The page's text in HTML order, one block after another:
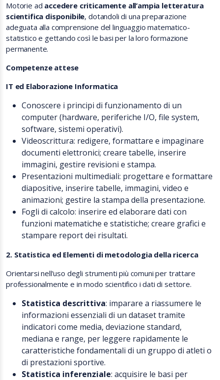
Motorie ad accedere criticamente all’ampia letteratura
scientifica disponibile, dotandoli di una preparazione
adeguata alla comprensione del linguaggio matematico-
statistico e gettando così le basi per la loro formazione
permanente.
Competenze attese
IT ed Elaborazione Informatica
Conoscere i principi di funzionamento di un
computer (hardware, periferiche I/O, file system,
software, sistemi operativi).
Videoscrittura: redigere, formattare e impaginare
documenti elettronici; creare tabelle, inserire
immagini, gestire revisioni e stampa.
Presentazioni multimediali: progettare e formattare
diapositive, inserire tabelle, immagini, video e
animazioni; gestire la stampa della presentazione.
Fogli di calcolo: inserire ed elaborare dati con
funzioni matematiche e statistiche; creare grafici e
stampare report dei risultati.
2. Statistica ed Elementi di metodologia della ricerca
Orientarsi nell’uso degli strumenti più comuni per trattare
professionalmente e in modo scientifico i dati di settore.
Statistica descrittiva: imparare a riassumere le
informazioni essenziali di un dataset tramite
indicatori come media, deviazione standard,
mediana e range, per leggere rapidamente le
caratteristiche fondamentali di un gruppo di atleti o
di prestazioni sportive.
Statistica inferenziale: acquisire le basi per